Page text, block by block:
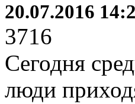
20.07.2016
3716
Сегодня
люди